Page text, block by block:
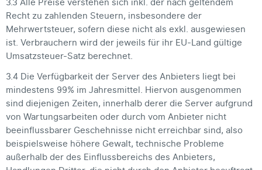
Recht zu zahlenden Steuern, insbesondere der
Mehrwertsteuer, sofern diese nicht als exkl. ausgewiesen
ist. Verbrauchern wird der jeweils für ihr EU-Land gültige
Umsatzsteuer-Satz berechnet.
3.4 Die Verfügbarkeit der Server des Anbieters liegt bei
mindestens 99% im Jahresmittel. Hiervon ausgenommen
sind diejenigen Zeiten, innerhalb derer die Server aufgrund
von Wartungsarbeiten oder durch vom Anbieter nicht
beeinflussbarer Geschehnisse nicht erreichbar sind, also
beispielsweise höhere Gewalt, technische Probleme
außerhalb der des Einflussbereichs des Anbieters,